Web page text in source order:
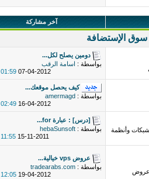
آخر مشاركة
سوق الإستضافة
دومين يصلح لكل...
بواسطة : اسامة الرقب
07-04-2012
01:59 PM
كيف يحصل موقعك...
بواسطة : amermagd
16-04-2012
02:49 PM
وأنظمة
[درس] : عبارة for...
بواسطة : hebaSunsoft
15-11-2011
11:55 AM
عروض
عروض vps خيالية...
بواسطة : tradearabs.com
19-04-2012
12:05 PM